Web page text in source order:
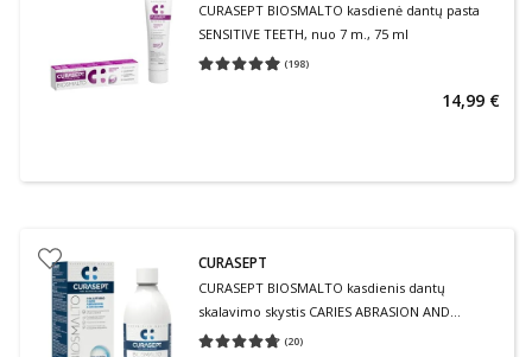
CURASEPT BIOSMALTO kasdienė dantų pasta
SENSITIVE TEETH, nuo 7 m., 75 ml
(198)
Vidutinis įvertinimas 4.99
14,99 €
CURASEPT
CURASEPT BIOSMALTO kasdienis dantų
skalavimo skystis CARIES ABRASION AND
EROSION, nuo 7 m., 300 ml tirpalas
(20)
Vidutinis įvertinimas 4.70